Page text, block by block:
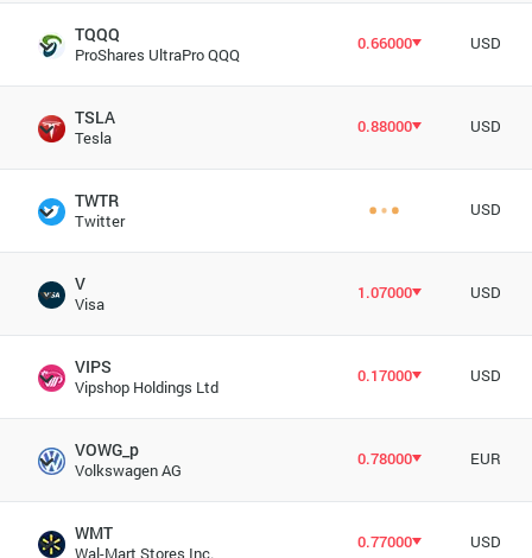
TQQQ
ProShares UltraPro QQQ
0.66000 USD
TSLA
Tesla
0.88000 USD
TWTR
Twitter
USD
V
Visa
1.07000 USD
VIPS
Vipshop Holdings Ltd
0.17000 USD
VOWG_p
Volkswagen AG
0.78000 EUR
WMT
Wal-Mart Stores Inc.
0.77000 USD